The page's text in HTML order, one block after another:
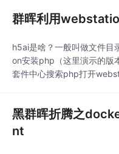
群晖利用
h5ai是啥？一般叫做文件
on安装php（这里演示的版
套件中心搜索php打开
需要再套件中心下载了php
黑群晖折腾之
nt